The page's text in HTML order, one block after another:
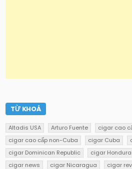
TỪ KHOÁ
Altadis USA Arturo Fuente
cigar cao
cigar cao cấp non-Cuba
cigar Cuba
cigar Dominican Republic
cigar
cigar news
cigar Nicaragua cigar